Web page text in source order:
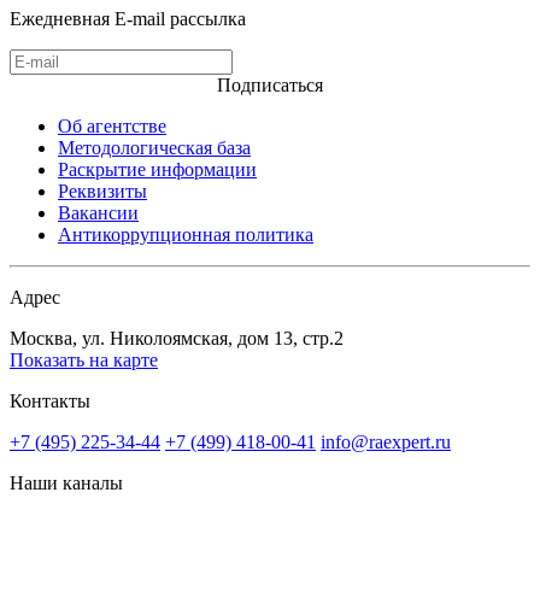
Ежедневная E-mail рассылка
Подписаться
Об агентстве
Методологическая база
Раскрытие информации
Реквизиты
Вакансии
Антикоррупционная политика
Адрес
Москва, ул. Николоямская, дом 13, стр.2
Показать на карте
Контакты
+7 (495) 225-34-44 +7 (499) 418-00-41 info@raexpert.ru
Наши каналы